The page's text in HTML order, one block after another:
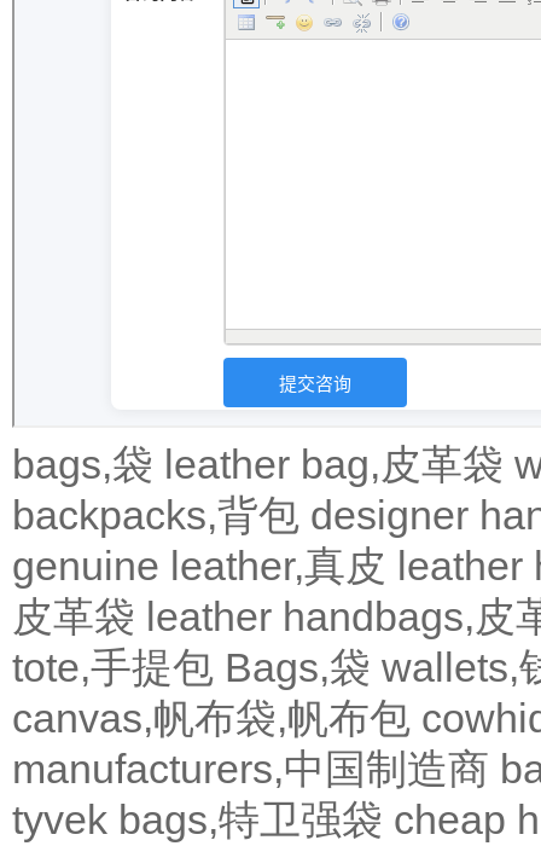
bags,袋 leather bag,皮革袋
backpacks,背包 designer
genuine leather,真皮 leather
皮革袋 leather handbags,皮
tote,手提包 Bags,袋 wallets,
canvas,帆布袋,帆布包
manufacturers,中国制造商
tyvek bags,特卫强袋 cheap